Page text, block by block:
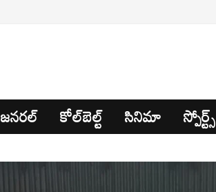
జనరల్ కోల్‌బెల్ట్ సినిమా స్పోర్ట్స్